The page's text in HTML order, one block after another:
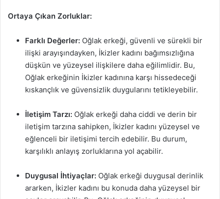
Ortaya Çıkan Zorluklar:
Farklı Değerler: Oğlak erkeği, güvenli ve sürekli bir
ilişki arayışındayken, İkizler kadını bağımsızlığına
düşkün ve yüzeysel ilişkilere daha eğilimlidir. Bu,
Oğlak erkeğinin İkizler kadınına karşı hissedeceği
kıskançlık ve güvensizlik duygularını tetikleyebilir.
İletişim Tarzı: Oğlak erkeği daha ciddi ve derin bir
iletişim tarzına sahipken, İkizler kadını yüzeysel ve
eğlenceli bir iletişimi tercih edebilir. Bu durum,
karşılıklı anlayış zorluklarına yol açabilir.
Duygusal İhtiyaçlar: Oğlak erkeği duygusal derinlik
ararken, İkizler kadını bu konuda daha yüzeysel bir